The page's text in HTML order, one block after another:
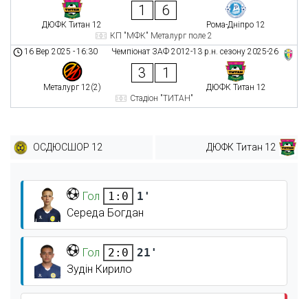
ДЮФК Титан 12
1 6
Рома-Дніпро 12
КП "МФК" Металург поле 2
Чемпіонат ЗАФ 2012-13 р.н. сезону 2025-26
16 Вер 2025 -16:30
Металург 12(2)
3 1
ДЮФК Титан 12
Стадіон "ТИТАН"
ОСДЮСШОР 12 ДЮФК Титан 12
Гол 1:0
1'
Середа Богдан
Гол 2:0
21'
Зудін Кирило